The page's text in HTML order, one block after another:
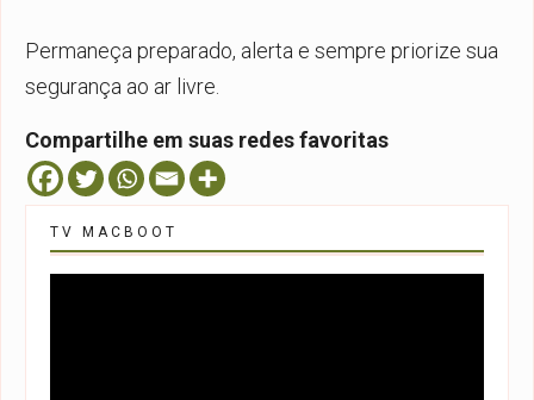
Permaneça preparado, alerta e sempre priorize sua
segurança ao ar livre.
Compartilhe em suas redes favoritas
TV MACBOOT